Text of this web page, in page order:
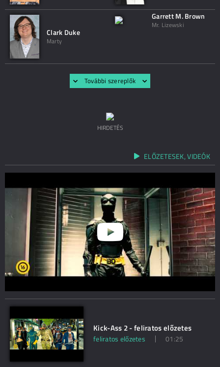
Clark Duke
Marty
Garrett M. Brown
Mr. Lizewski
További szereplők
HIRDETÉS
ELŐZETESEK, VIDEÓK
Kick-Ass 2 - feliratos előzetes
feliratos előzetes 01:25